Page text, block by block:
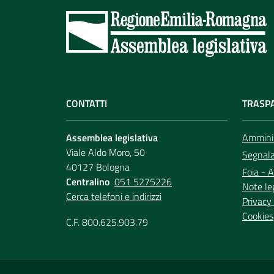
CONTATTI
Assemblea legislativa
Viale Aldo Moro, 50
40127 Bologna
Centralino 051 5275226
Cerca telefoni e indirizzi
C.F. 800.625.903.79
Foia -
Note
Cookies